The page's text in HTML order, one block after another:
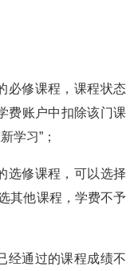
必修课程，课程状态
费账户中扣除该门课
学习”；
选修课程，可以选择
其他课程，学费不予
经通过的课程成绩不